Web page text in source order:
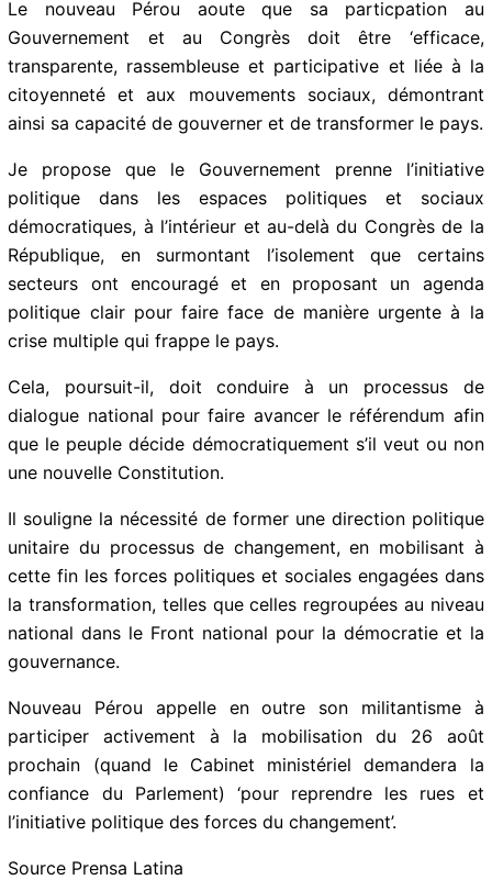
Le nouveau Pérou aoute que sa particpation au
Gouvernement et au Congrès doit être ‘efficace,
transparente, rassembleuse et participative et liée à la
citoyenneté et aux mouvements sociaux, démontrant
ainsi sa capacité de gouverner et de transformer le pays.
Je propose que le Gouvernement prenne l’initiative
politique dans les espaces politiques et sociaux
démocratiques, à l’intérieur et au-delà du Congrès de la
République, en surmontant l’isolement que certains
secteurs ont encouragé et en proposant un agenda
politique clair pour faire face de manière urgente à la
crise multiple qui frappe le pays.
Cela, poursuit-il, doit conduire à un processus de
dialogue national pour faire avancer le référendum afin
que le peuple décide démocratiquement s’il veut ou non
une nouvelle Constitution.
Il souligne la nécessité de former une direction politique
unitaire du processus de changement, en mobilisant à
cette fin les forces politiques et sociales engagées dans
la transformation, telles que celles regroupées au niveau
national dans le Front national pour la démocratie et la
gouvernance.
Nouveau Pérou appelle en outre son militantisme à
participer activement à la mobilisation du 26 août
prochain (quand le Cabinet ministériel demandera la
confiance du Parlement) ‘pour reprendre les rues et
l’initiative politique des forces du changement’.
Source Prensa Latina